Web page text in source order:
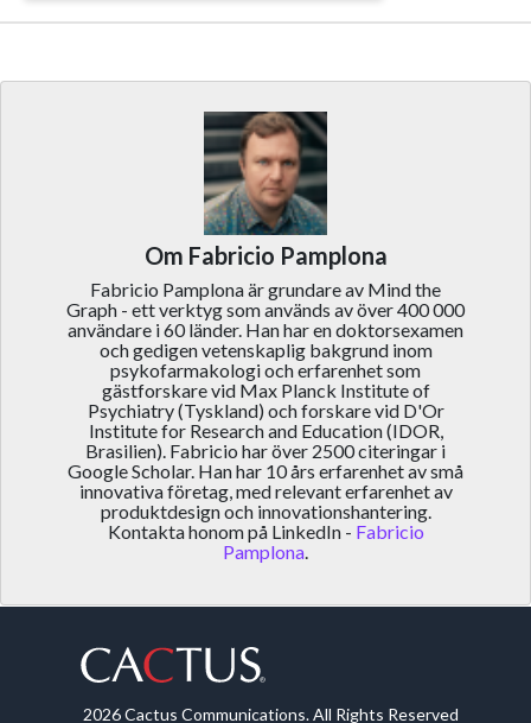
Om Fabricio Pamplona
Fabricio Pamplona är grundare av Mind the
Graph - ett verktyg som används av över 400 000
användare i 60 länder. Han har en doktorsexamen
och gedigen vetenskaplig bakgrund inom
psykofarmakologi och erfarenhet som
gästforskare vid Max Planck Institute of
Psychiatry (Tyskland) och forskare vid D'Or
Institute for Research and Education (IDOR,
Brasilien). Fabricio har över 2500 citeringar i
Google Scholar. Han har 10 års erfarenhet av små
innovativa företag, med relevant erfarenhet av
produktdesign och innovationshantering.
Kontakta honom på LinkedIn - Fabricio
Pamplona
2026 Cactus Communications. All Rights Reserved